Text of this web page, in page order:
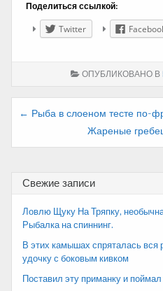
Поделиться ссылкой:
Twitter
ОПУБЛИКОВАНО В
Навигация
← Рыба в слоеном тесте по-
Жареные
Свежие записи
Ловлю Щуку На Тряпку,
Рыбалка на спиннинг.
В этих камышах спряталась вся
удочку с боковым кивком
Поставил эту приманку и